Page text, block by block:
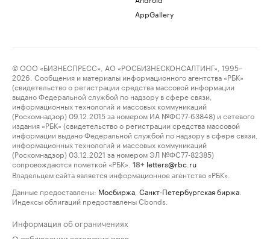
AppGallery
© ООО «БИЗНЕСПРЕСС», АО «РОСБИЗНЕСКОНСАЛТИНГ», 1995–
2026. Сообщения и материалы информационного агентства «РБК»
(свидетельство о регистрации средства массовой информации
выдано Федеральной службой по надзору в сфере связи,
информационных технологий и массовых коммуникаций
(Роскомнадзор) 09.12.2015 за номером ИА №ФС77-63848) и сетевого
издания «РБК» (свидетельство о регистрации средства массовой
информации выдано Федеральной службой по надзору в сфере связи,
информационных технологий и массовых коммуникаций
(Роскомнадзор) 03.12.2021 за номером ЭЛ №ФС77-82385)
сопровождаются пометкой «РБК».
18+ letters@rbc.ru
Владельцем сайта является информационное агентство «РБК».
Данные предоставлены: Мосбиржа Санкт-Петербургская биржа
Индексы облигаций предоставлены Cbonds.
Информация об ограничениях